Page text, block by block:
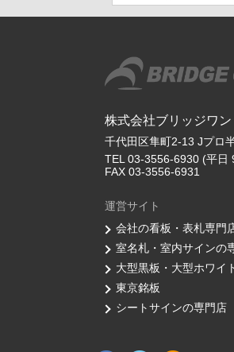
株式会社ブリッジワン
千代田区隼町2-13 Jプロ
TEL 03-3556-6930 (平日
FAX 03-3556-6931
運営サイト
会社の看板・表札専門
室名札・室内サインの
大型黒板・大型ホワイ
東京銘板
シートサインの専門店